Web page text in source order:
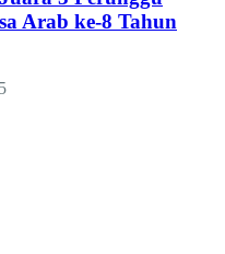
Arab ke-8 Tahun